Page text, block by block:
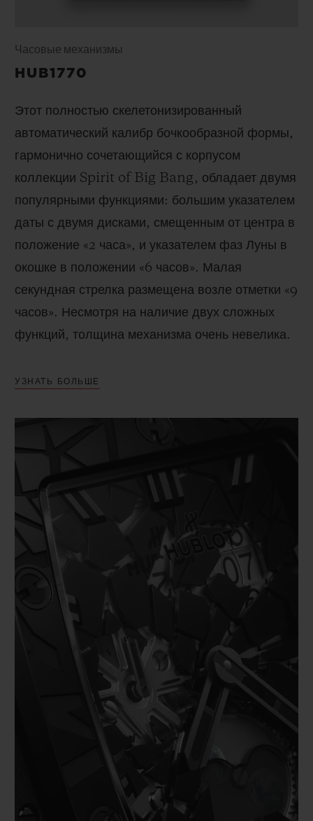
Часовые механизмы
HUB1770
Этот полностью скелетонизированный
автоматический калибр бочкообразной формы,
гармонично сочетающийся с корпусом
коллекции Spirit of Big Bang, обладает двумя
популярными функциями: большим указателем
даты с двумя дисками, смещенным от центра в
положение «2 часа», и указателем фаз Луны в
окошке в положении «6 часов». Малая
секундная стрелка размещена возле отметки «9
часов». Несмотря на наличие двух сложных
функций, толщина механизма очень невелика.
УЗНАТЬ БОЛЬШЕ